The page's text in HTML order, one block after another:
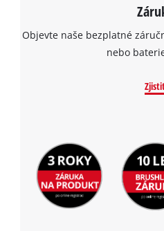
Objevte naše bezplatné
nebo